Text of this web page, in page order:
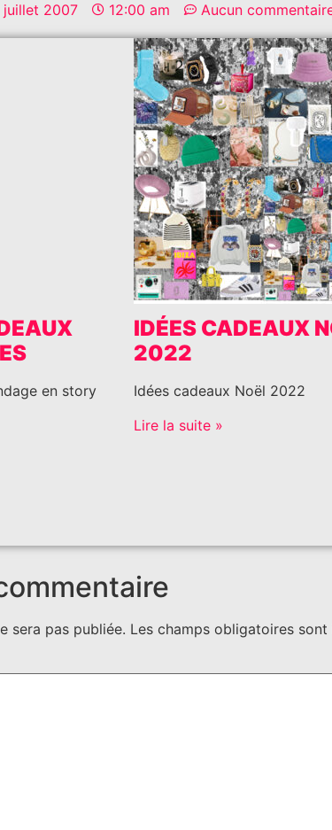
juillet 2007 12:00 am Aucun
en story
IDÉES CADEAUX
2022
Idées cadeaux Noël 2022
Lire la suite »
sera pas publiée. Les champs obligatoires sont